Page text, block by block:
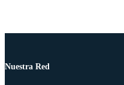
Nuestra Red